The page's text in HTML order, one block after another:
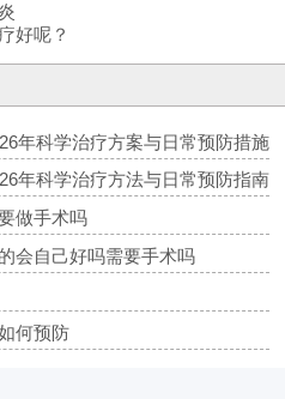
好呢？
年科学治疗方案与日常预防措施
年科学治疗方法与日常预防指南
做手术吗
会自己好吗需要手术吗
何预防